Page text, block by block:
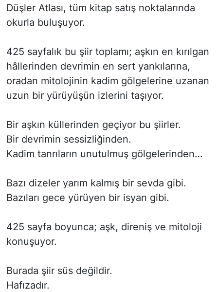
Düşler Atlası, tüm kitap satış noktalarında
okurla buluşuyor.
425 sayfalık bu şiir toplamı; aşkın en kırılgan
hâllerinden devrimin en sert yankılarına,
oradan mitolojinin kadim gölgelerine uzanan
uzun bir yürüyüşün izlerini taşıyor.
Bir aşkın küllerinden geçiyor bu şiirler.
Bir devrimin sessizliğinden.
Kadim tanrıların unutulmuş gölgelerinden…
Bazı dizeler yarım kalmış bir sevda gibi.
Bazıları gece yürüyen bir isyan gibi.
425 sayfa boyunca; aşk, direniş ve mitoloji
konuşuyor.
Burada şiir süs değildir.
Hafızadır.